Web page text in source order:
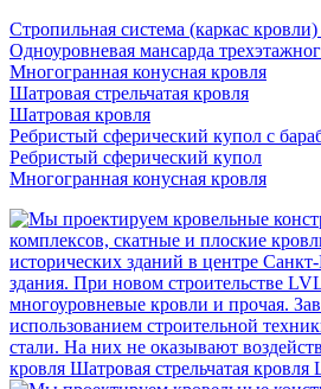
Стропильная система (каркас
Одноуровневая мансарда
Многогранная конусная кровля
Шатровая стрельчатая кровля
Шатровая кровля
Ребристый сферический купол с
Ребристый сферический купол
Многогранная конусная кровля